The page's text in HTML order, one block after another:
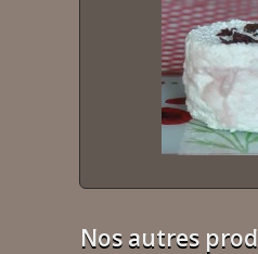
Nos autres